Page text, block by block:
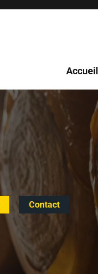
Accueil
Contact